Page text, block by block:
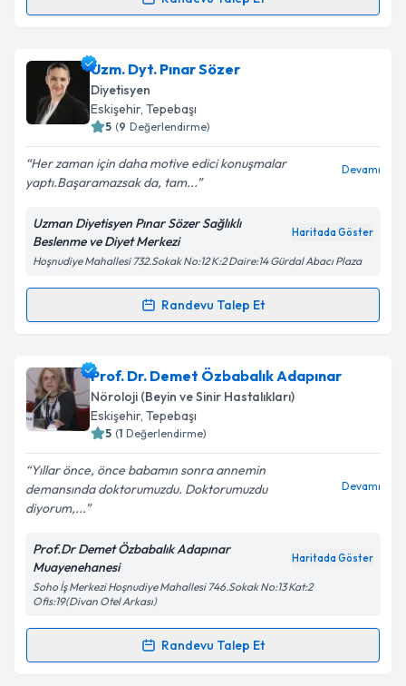
Randevu Takvimi Talebi
Uzm. Dr. Rabia Sedef Üreiçin randevu takvimi
talebi oluşturun. Size bu uzmandan randevu almanız
için bir takvim hazırlandığında e-posta ile
bilgilendireceğiz.
E-posta Adresiniz
Kişisel verilerimin işlenmesine ilişkin
Metni'ni okudum ve kişisel verilerimin belirtilen
kapsamda işlenmesini kabul ediyorum.
Uzm. Dyt. Pınar Sözer
Diyetisyen
Eskişehir, Tepebaşı
5 (9 Değerlendirme)
Her zaman için daha motive edici konuşmalar
yaptı.Başaramazsak da, tam...
Devamı
Uzman Diyetisyen Pınar Sözer Sağlıklı
Beslenme ve Diyet Merkezi
Haritada Göster
Hoşnudiye Mahallesi 732.Sokak No:12 K:2 Daire:14 Gürdal Abacı Plaza
Randevu Talep Et
Randevu Takvimi Talebi
Uzm. Dyt. Pınar Sözer için randevu takvimi talebi
oluşturun. Size bu uzmandan randevu almanız için bir
takvim hazırlandığında e-posta ile bilgilendireceğiz.
Metni'ni okudum ve kişisel verilerimin belirtilen
kapsamda işlenmesini kabul ediyorum.
Takvim Talebini Gönder
Prof. Dr. Demet Özbabalık Adapınar
Nöroloji (Beyin ve Sinir Hastalıkları)
Eskişehir, Tepebaşı
5 (1 Değerlendirme)
Yıllar önce, önce babamın sonra annemin
demansında doktorumuzdu. Doktorumuzdu
diyorum,...
Devamı
Prof.Dr Demet Özbabalık Adapınar
Muayenehanesi
Haritada Göster
Soho İş Merkezi Hoşnudiye Mahallesi 746.Sokak No:13 Kat:2
Ofis:19(Divan Otel Arkası)
Randevu Talep Et
Randevu Takvimi Talebi